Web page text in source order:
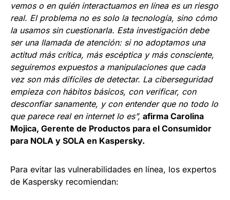
vemos o en quién interactuamos en línea es un riesgo
real. El problema no es solo la tecnología, sino cómo
la usamos sin cuestionarla. Esta investigación debe
ser una llamada de atención: si no adoptamos una
actitud más crítica, más escéptica y más consciente,
seguiremos expuestos a manipulaciones que cada
vez son más difíciles de detectar. La ciberseguridad
empieza con hábitos básicos, con verificar, con
desconfiar sanamente, y con entender que no todo lo
que parece real en internet lo es”, afirma Carolina
Mojica, Gerente de Productos para el Consumidor
para NOLA y SOLA en Kaspersky.
Para evitar las vulnerabilidades en línea, los expertos
de Kaspersky recomiendan: